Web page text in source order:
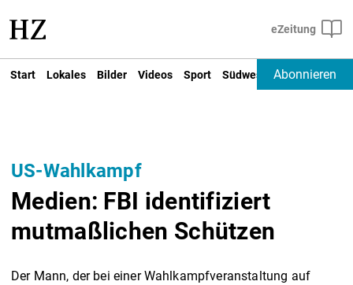
Start Lokales Bilder Videos Sport Südwest Deutschland
Abonnieren
US-Wahlkampf
Medien: FBI identifiziert
mutmaßlichen Schützen
Der Mann, der bei einer Wahlkampfveranstaltung auf